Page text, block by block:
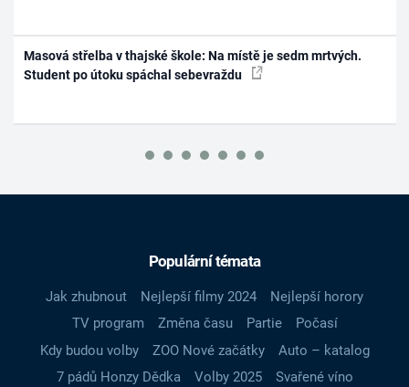
Masová střelba v thajské škole: Na místě je sedm mrtvých.
Student po útoku spáchal sebevraždu
Populární témata
Jak zhubnout Nejlepší filmy 2024
Nejlepší horory
TV program
Změna času Partie
Počasí
Kdy budou volby
ZOO Nové začátky
Auto – katalog
7 pádů Honzy Dědka
Volby 2025
Svařené víno